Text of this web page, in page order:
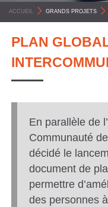
C
O
M
U
N
ACCUEIL GRANDS PROJETS
PLAN
En parallèle de
Communauté
décidé le
document de
permettre
des personnes